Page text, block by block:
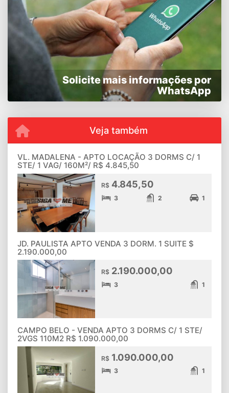
Solicite mais informações por
WhatsApp
Veja também
VL. MADALENA - APTO LOCAÇÃO 3 DORMS C/ 1
STE/ 1 VAG/ 160M²/ R$ 4.845,50
R$ 4.845,50
3 2 1
JD. PAULISTA APTO VENDA 3 DORM. 1 SUITE $
2.190.000,00
R$ 2.190.000,00
3 1
CAMPO BELO - VENDA APTO 3 DORMS C/ 1 STE/
2VGS 110M2 R$ 1.090.000,00
R$ 1.090.000,00
3 1